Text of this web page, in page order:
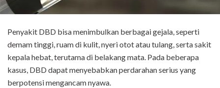
Penyakit DBD bisa menimbulkan berbagai gejala, seperti
demam tinggi, ruam di kulit, nyeri otot atau tulang, serta sakit
kepala hebat, terutama di belakang mata. Pada beberapa
kasus, DBD dapat menyebabkan perdarahan serius yang
berpotensi mengancam nyawa.